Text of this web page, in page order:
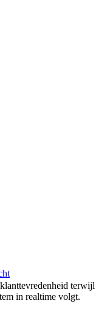
terwijl
in realtime volgt.